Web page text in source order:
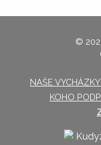
©
NAŠE
KOHO